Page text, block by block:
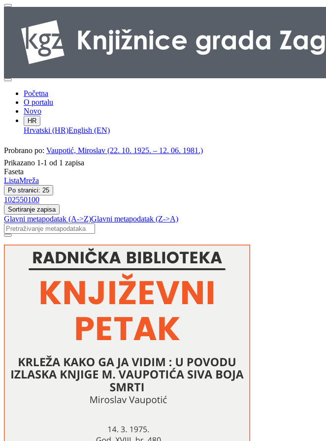
Početna
O portalu
Novo
HR
Hrvatski (HR)English (EN)
Probrano po: Vaupotić, Miroslav (22. 10. 1925. – 12. 06. 1981.)
Prikazano 1-1 od 1 zapisa
Faseta
ListaMreža
Po stranici: 25
102550100
Sortiranje zapisa
Glavni metapodatak (A->Z)Glavni metapodatak (Z->A)